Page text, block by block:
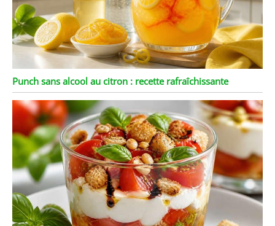
Punch sans alcool au citron : recette rafraîchissante